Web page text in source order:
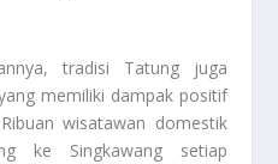
tradisi Tatung juga
memiliki dampak positif
wisatawan domestik
ke Singkawang setiap